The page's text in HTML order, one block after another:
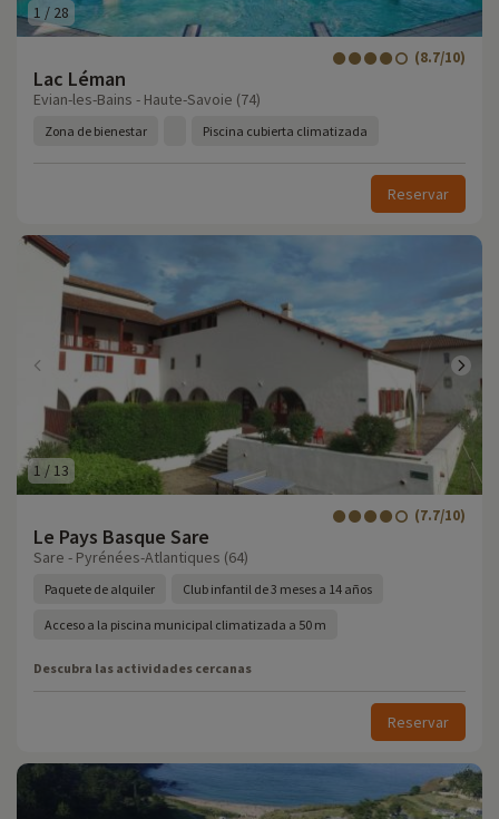
1 / 28
Lac Léman
(8.7/10)
Evian-les-Bains - Haute-Savoie (74)
Zona de bienestar Piscina cubierta climatizada
Reservar
1 / 13
Le Pays Basque Sare
(7.7/10)
Sare - Pyrénées-Atlantiques (64)
Paquete de alquiler Club infantil de 3 meses a 14 años
Acceso a la piscina municipal climatizada a 50 m
Descubra las actividades cercanas
Reservar